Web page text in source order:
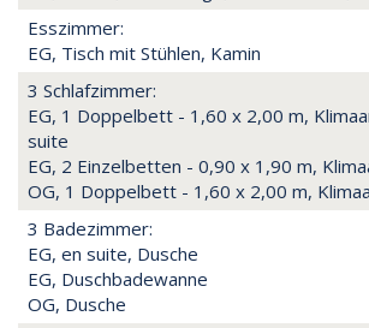
Esszimmer:
EG, Tisch mit Stühlen, Kamin
3 Schlafzimmer:
EG, 1 Doppelbett - 1,60 x 2,00 m,
suite
EG, 2 Einzelbetten - 0,90 x 1,90 m,
OG, 1 Doppelbett - 1,60 x 2,00 m,
3 Badezimmer:
EG, en suite, Dusche
EG, Duschbadewanne
OG, Dusche